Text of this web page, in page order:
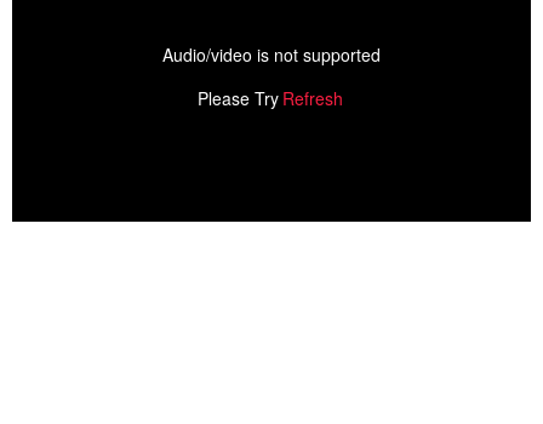
Audio/video is not supported
Please Try Refresh